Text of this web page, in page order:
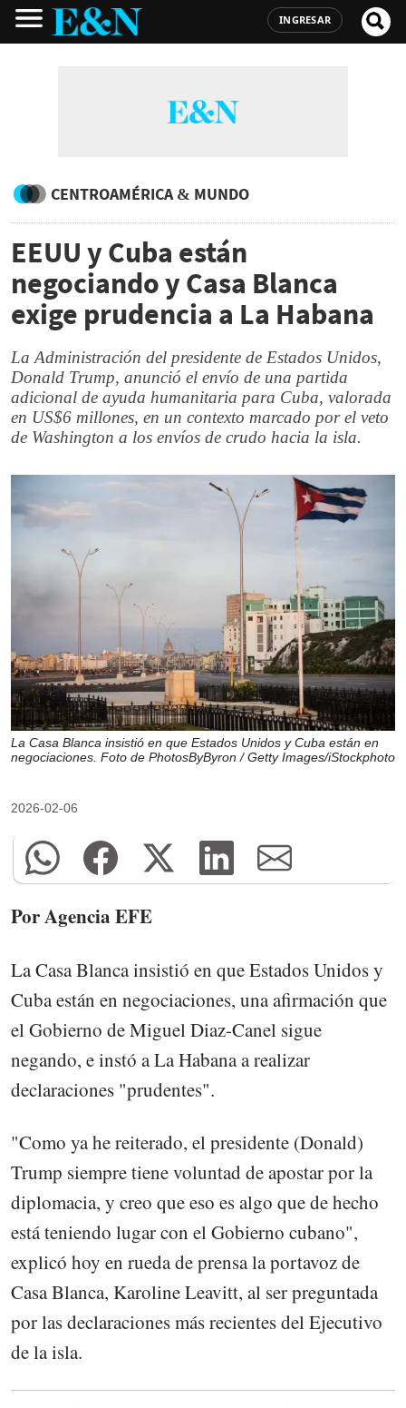
INGRESAR
CENTROAMÉRICA & MUNDO
EEUU y Cuba están
negociando y Casa Blanca
exige prudencia a La Habana
La Administración del presidente de Estados Unidos,
Donald Trump, anunció el envío de una partida
adicional de ayuda humanitaria para Cuba, valorada
en US$6 millones, en un contexto marcado por el veto
de Washington a los envíos de crudo hacia la isla.
La Casa Blanca insistió en que Estados Unidos y Cuba están en
negociaciones. Foto de PhotosByByron / Getty Images/iStockphoto
2026-02-06
Por Agencia EFE
La Casa Blanca insistió en que Estados Unidos y
Cuba están en negociaciones, una afirmación que
el Gobierno de Miguel Diaz-Canel sigue
negando, e instó a La Habana a realizar
declaraciones "prudentes".
"Como ya he reiterado, el presidente (Donald)
Trump siempre tiene voluntad de apostar por la
diplomacia, y creo que eso es algo que de hecho
está teniendo lugar con el Gobierno cubano",
explicó hoy en rueda de prensa la portavoz de
Casa Blanca, Karoline Leavitt, al ser preguntada
por las declaraciones más recientes del Ejecutivo
de la isla.